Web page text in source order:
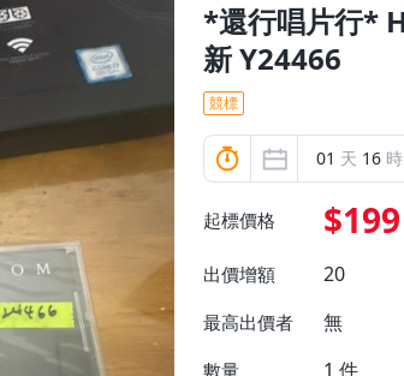
*還行唱片行*
新 Y24466
競標
01 天 16 時
起標價格 $199
出價增額 20
最高出價者 無
數量 1 件